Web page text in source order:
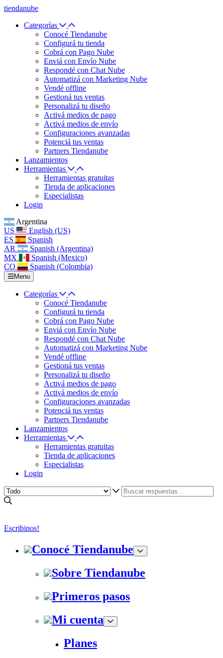
tiendanube
Categorías
Conocé Tiendanube
Configurá tu tienda
Cobrá con Pago Nube
Enviá con Envío Nube
Respondé con Chat Nube
Automatizá con Marketing Nube
Vendé offline
Gestioná tus ventas
Personalizá tu diseño
Activá medios de pago
Activá medios de envío
Configuraciones avanzadas
Potenciá tus ventas
Partners Tiendanube
Lanzamientos
Herramientas
Herramientas gratuitas
Tienda de aplicaciones
Especialistas
Login
Argentina
US
English (US)
ES
Spanish
AR
Spanish (Argentina)
MX
Spanish (Mexico)
CO
Spanish (Colombia)
Menu
Categorías
Conocé Tiendanube
Configurá tu tienda
Cobrá con Pago Nube
Enviá con Envío Nube
Respondé con Chat Nube
Automatizá con Marketing Nube
Vendé offline
Gestioná tus ventas
Personalizá tu diseño
Activá medios de pago
Activá medios de envío
Configuraciones avanzadas
Potenciá tus ventas
Partners Tiendanube
Lanzamientos
Herramientas
Herramientas gratuitas
Tienda de aplicaciones
Especialistas
Login
Escribinos!
Conocé Tiendanube
Sobre Tiendanube
Primeros pasos
Mi cuenta
Planes